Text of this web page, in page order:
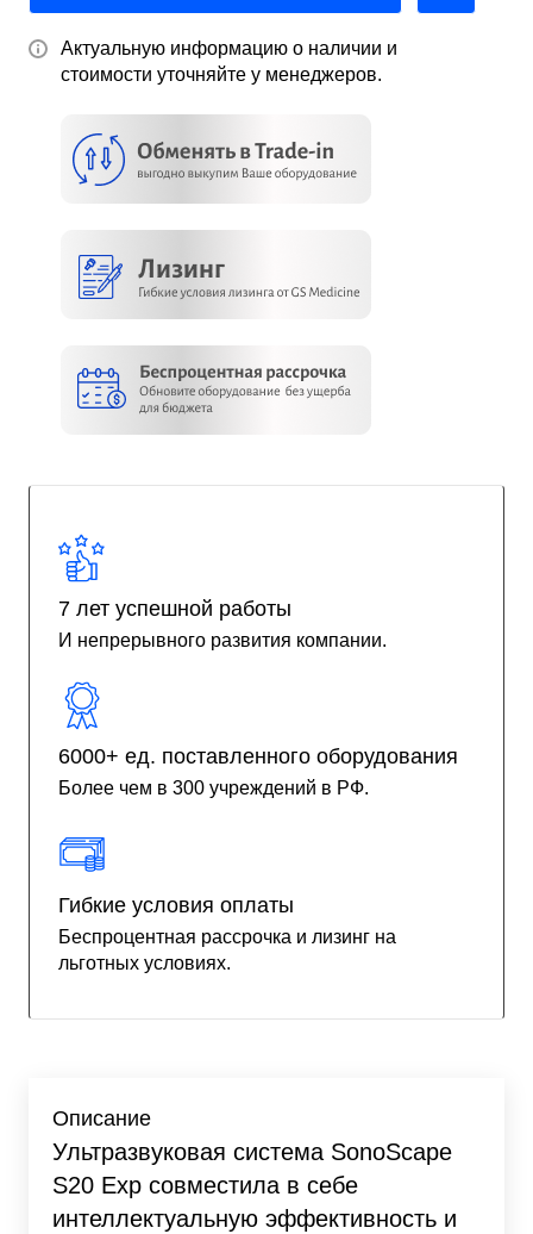
Актуальную информацию о наличии и
стоимости уточняйте у менеджеров.
7 лет успешной работы
И непрерывного развития компании.
6000+ ед. поставленного оборудования
Более чем в 300 учреждений в РФ.
Гибкие условия оплаты
Беспроцентная рассрочка и лизинг на
льготных условиях.
Описание
Ультразвуковая система SonoScape
S20 Exp совместила в себе
интеллектуальную эффективность и